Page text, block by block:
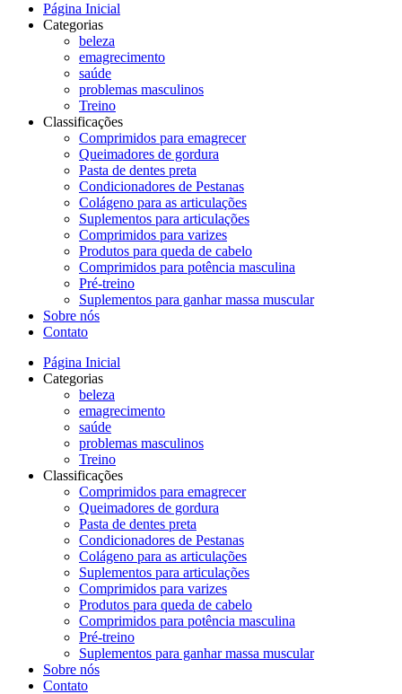
Página Inicial
Categorias
beleza
emagrecimento
saúde
problemas masculinos
Treino
Classificações
Comprimidos para emagrecer
Queimadores de gordura
Pasta de dentes preta
Condicionadores de Pestanas
Colágeno para as articulações
Suplementos para articulações
Comprimidos para varizes
Produtos para queda de cabelo
Comprimidos para potência masculina
Pré-treino
Suplementos para ganhar massa muscular
Sobre nós
Contato
Página Inicial
Categorias
beleza
emagrecimento
saúde
problemas masculinos
Treino
Classificações
Comprimidos para emagrecer
Queimadores de gordura
Pasta de dentes preta
Condicionadores de Pestanas
Colágeno para as articulações
Suplementos para articulações
Comprimidos para varizes
Produtos para queda de cabelo
Comprimidos para potência masculina
Pré-treino
Suplementos para ganhar massa muscular
Sobre nós
Contato